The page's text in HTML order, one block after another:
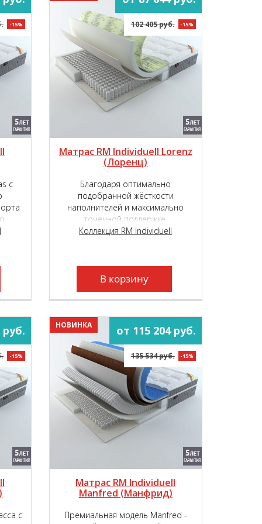
-15%
с
S
102 405 руб. -15%
Матрас RM Individuell Lorenz
(Лоренц)
Благодаря оптимально
подобранной жёсткости
наполнителей и максимально
точечной поддержке,
обеспечиваемой независимым
наивысший уровень комфорта во
время сна и отдыха.
Коллекция RM Individuell
В корзину
руб.
-15%
с
НОВИНКА от 115 204 руб.
135 534 руб. -15%
Матрас RM Individuell
Manfred (Манфрид)
Премиальная модель Manfred -